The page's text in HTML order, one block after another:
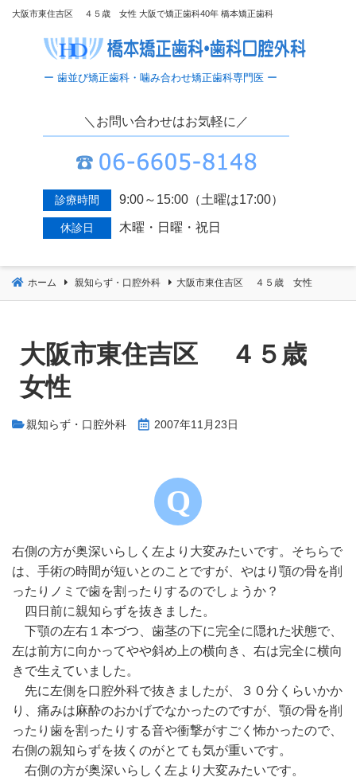
大阪市東住吉区 ４５歳 女性 大阪で矯正歯科40年 橋本矯正歯科
＼お問い合わせはお気軽に／
診療時間 9:00～15:00（土曜は17:00）
休診日 木曜・日曜・祝日
ホーム 親知らず・口腔外科 大阪市東住吉区 ４５歳 女性
大阪市東住吉区 ４５歳
女性
親知らず・口腔外科 2007年11月23日
右側の方が奥深いらしく左より大変みたいです。そちらで
は、手術の時間が短いとのことですが、やはり顎の骨を削
ったりノミで歯を割ったりするのでしょうか？
四日前に親知らずを抜きました。
下顎の左右１本づつ、歯茎の下に完全に隠れた状態で、
左は前方に向かってやや斜め上の横向き、右は完全に横向
きで生えていました。
先に左側を口腔外科で抜きましたが、３０分くらいかか
り、痛みは麻酔のおかげでなかったのですが、顎の骨を削
ったり歯を割ったりする音や衝撃がすごく怖かったので、
右側の親知らずを抜くのがとても気が重いです。
右側の方が奥深いらしく左より大変みたいです。